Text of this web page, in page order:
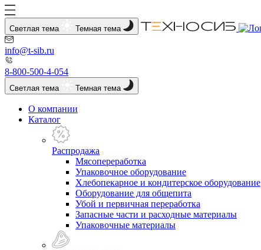
Светлая тема Темная тема
info@t-sib.ru
8-800-500-4-054
Светлая тема Темная тема
О компании
Каталог
Распродажа
Мясопереработка
Упаковочное оборудование
Хлебопекарное и кондитерское оборудование
Оборудование для общепита
Убой и первичная переработка
Запасные части и расходные материалы
Упаковочные материалы